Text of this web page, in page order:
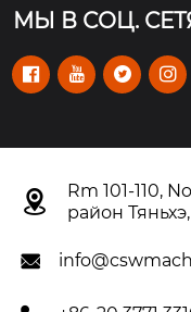
МЫ В СОЦ.
   

Rm 101-110,
район
